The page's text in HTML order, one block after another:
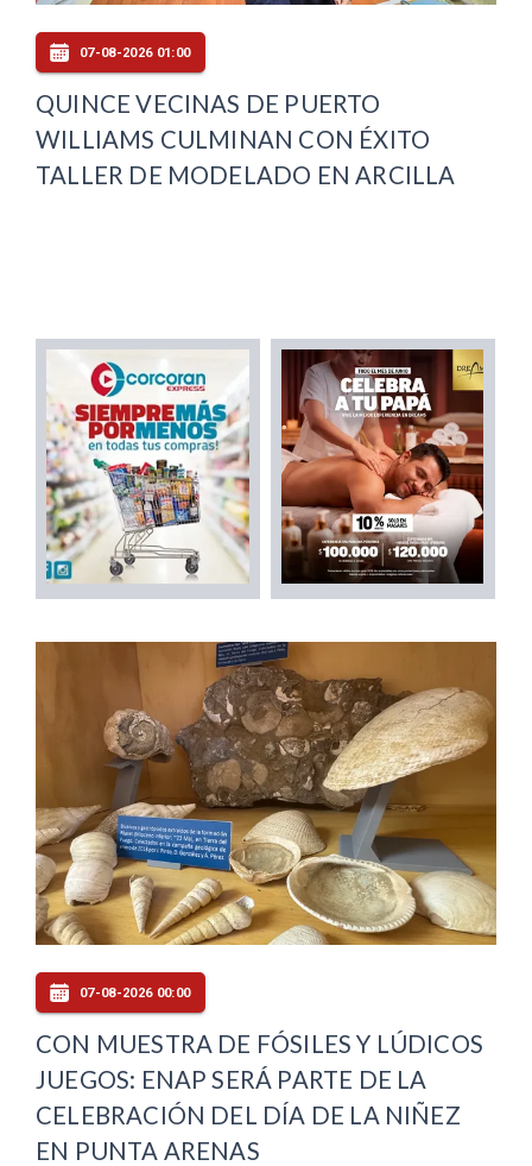
07-08-2026 01:00
QUINCE VECINAS DE PUERTO
WILLIAMS CULMINAN CON ÉXITO
TALLER DE MODELADO EN ARCILLA
07-08-2026 00:00
CON MUESTRA DE FÓSILES Y LÚDICOS
JUEGOS: ENAP SERÁ PARTE DE LA
CELEBRACIÓN DEL DÍA DE LA NIÑEZ
EN PUNTA ARENAS